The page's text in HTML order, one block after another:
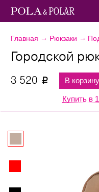
Главная → Рюкзаки →
Городской
3 520 p В корзину
Купить в